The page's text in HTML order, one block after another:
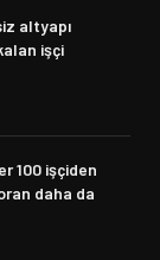
altyapı
işçi
100 işçiden
daha da